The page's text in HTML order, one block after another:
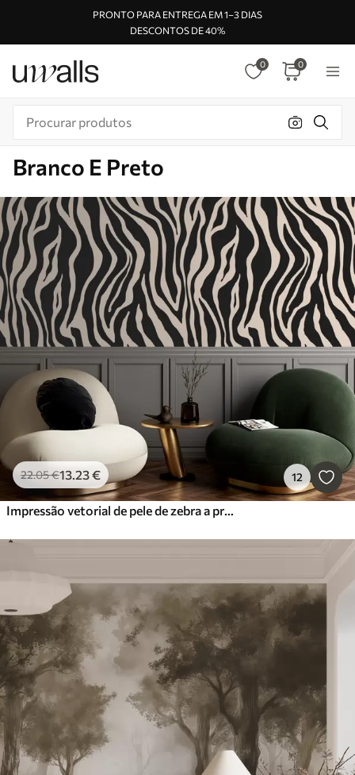
PRONTO PARA ENTREGA EM 1–3 DIAS
DESCONTOS DE 40%
0 0
Branco E Preto
22.05€13.23€ 12
Impressão vetorial de pele de zebra a preto e branco